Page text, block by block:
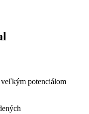
veľkým potenciálom